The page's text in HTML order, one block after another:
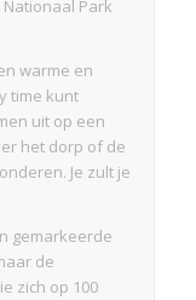
Park
warme en
time kunt
uit op een
het dorp of de
Je zult je
gemarkeerde
de
zich op 100